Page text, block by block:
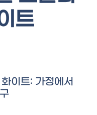
트
이트: 가정에서